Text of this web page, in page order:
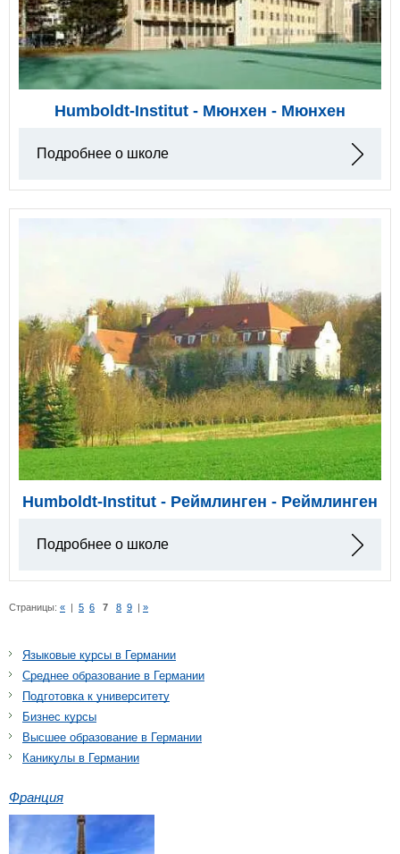
Humboldt-Institut - Мюнхен - Мюнхен
Подробнее о школе
Humboldt-Institut - Реймлинген - Реймлинген
Подробнее о школе
Страницы: « | 5 6 7 8 9 | »
Языковые курсы в Германии
Среднее образование в Германии
Подготовка к университету
Бизнес курсы
Высшее образование в Германии
Каникулы в Германии
Франция